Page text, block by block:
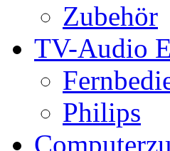
Zubehör
TV-Audio
Philips